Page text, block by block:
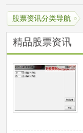
股票资讯分类导航
精品股票资讯